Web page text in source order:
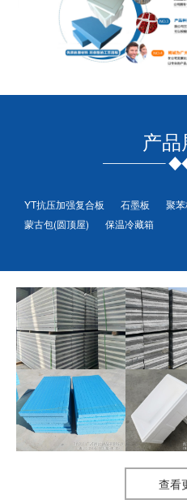
产
YT抗压加强复合板 石墨板 聚
蒙古包(圆顶屋)
保温冷藏箱
YT-AB型抗压加强复合板YT-B-2型抗
挤塑板 蔬菜、海鲜箱
查看